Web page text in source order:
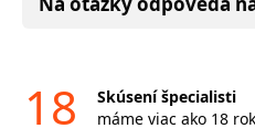
18
Skúsení špecialisti
máme viac ako 18